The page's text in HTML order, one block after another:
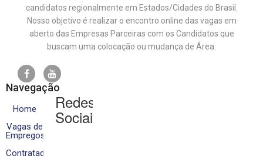
candidatos regionalmente em Estados/Cidades do Brasil.
Nosso objetivo é realizar o encontro online das vagas em
aberto das Empresas Parceiras com os Candidatos que
buscam uma colocação ou mudança de Área.
Navegação
Home
Vagas de
Empregos
Contratados
Redes
Sociais